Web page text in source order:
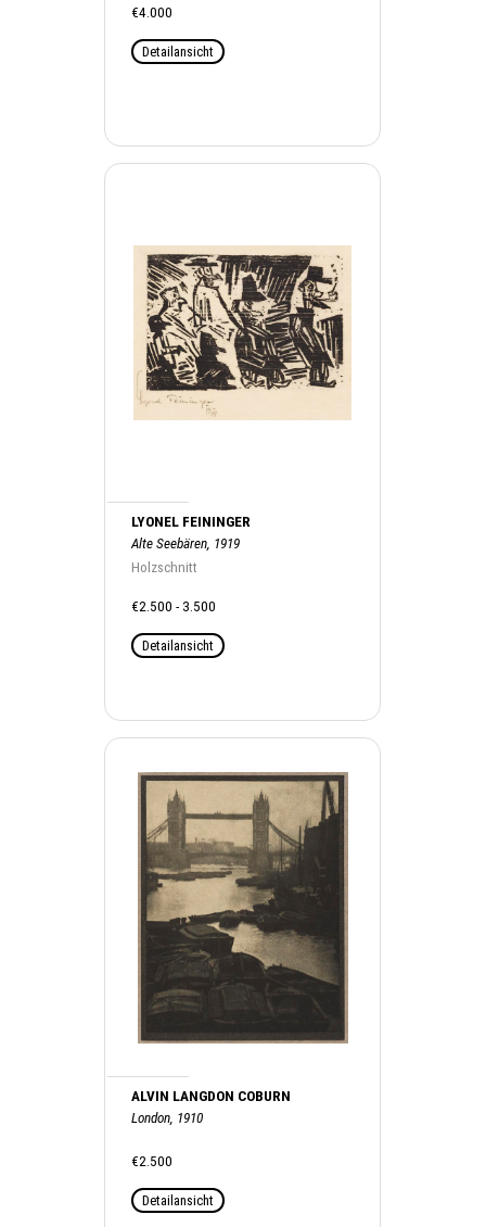
€4.000
Detailansicht
LYONEL FEININGER
Alte Seebären, 1919
Holzschnitt
€2.500 - 3.500
Detailansicht
ALVIN LANGDON COBURN
London, 1910
€2.500
Detailansicht